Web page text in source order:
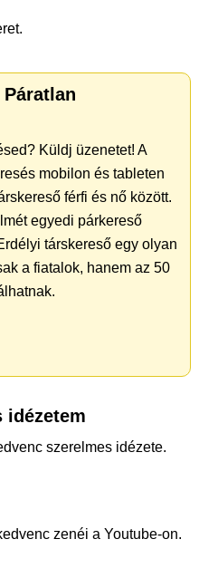
Küldj üzenetet! A
mobilon és tableten
férfi és nő között.
egyedi párkereső
társkereső egy olyan
a fiatalok, hanem az 50
idézetem
szerelmes idézete.
zenéi a Youtube-on.